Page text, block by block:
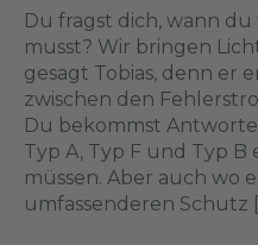
Du fragst dich, wann
musst? Wir bringen
gesagt Tobias, denn er
zwischen den
Du bekommst
Typ A, Typ F und Typ
müssen. Aber auch wo
umfassenderen Schutz